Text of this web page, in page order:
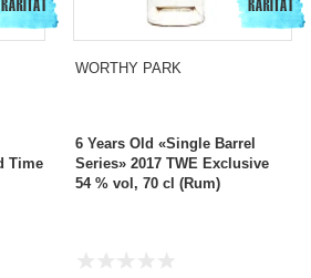
Time
WORTHY PARK
6 Years Old «Single Barrel
Series» 2017 TWE Exclusive
54 % vol, 70 cl (Rum)